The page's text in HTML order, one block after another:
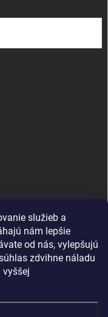
služieb a
nám lepšie
od nás, vylepšujú
zdvihne náladu
vyššej